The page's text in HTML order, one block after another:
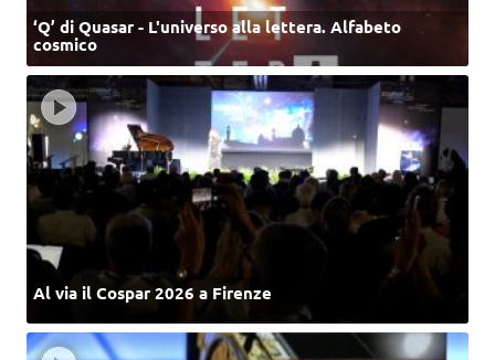
‘Q’ di Quasar - L'universo alla lettera. Alfabeto
cosmico
Al via il Cospar 2026 a Firenze